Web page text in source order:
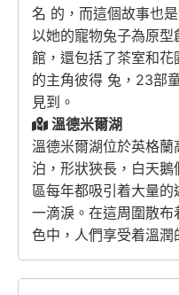
名 的，而這個故事也
以她的寵物兔子為原
館，還包括了茶室和
的主角彼得 兔，23部
見到。
溫德米爾湖
溫德米爾湖位於英格
泊，形狀狹長，白天
區每年都吸引着大量
一滴淚。在這周圍散
色中，人們享受着溫潤